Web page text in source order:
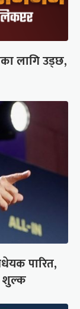
लागि उड्छ,
पारित,
शुल्क